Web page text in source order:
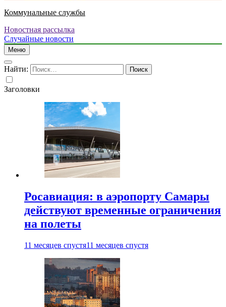
Коммунальные службы
Новостная рассылка
Случайные новости
Меню
Найти:
Заголовки
Росавиация: в аэропорту Самары
действуют временные ограничения
на полеты
11 месяцев спустя11 месяцев спустя